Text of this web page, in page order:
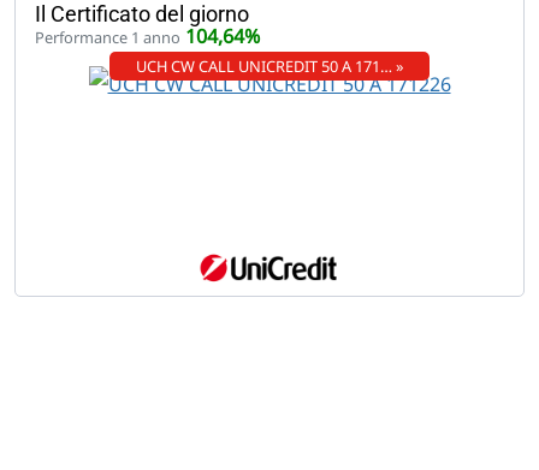
Il Certificato del giorno
Performance 1 anno 104,64%
UCH CW CALL UNICREDIT 50 A 171… »